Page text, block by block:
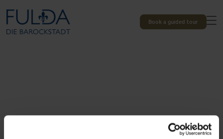
Book a guided tour